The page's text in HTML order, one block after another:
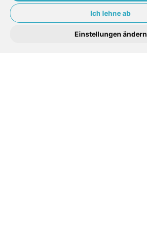
Ich lehne ab
Einstellungen ändern